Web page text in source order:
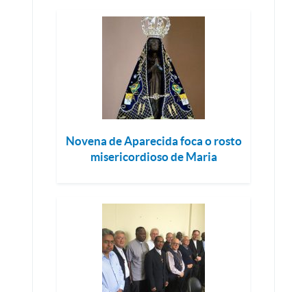
Novena de Aparecida foca o rosto
misericordioso de Maria